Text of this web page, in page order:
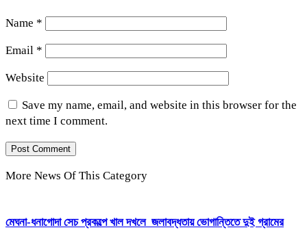
Name *
Email *
Website
Save my name, email, and website in this browser for the
next time I comment.
More News Of This Category
মেঘনা-ধনাগোদা সেচ প্রকল্পে খাল দখলে জলাবদ্ধতায় ভোগান্তিতে দুই গ্রামের